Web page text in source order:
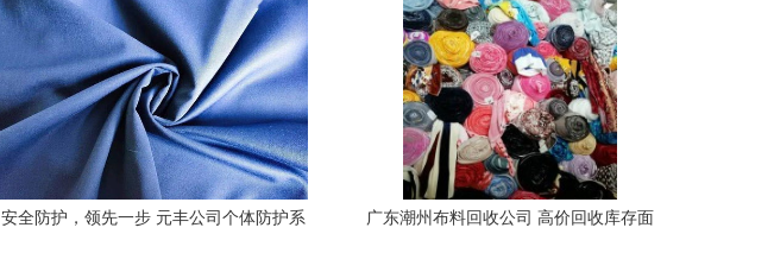
安全防护，领先一步 元丰公司个体防护系
广东潮州布料回收公司 高价回收库存面